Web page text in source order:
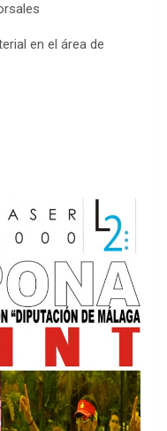
en el área de